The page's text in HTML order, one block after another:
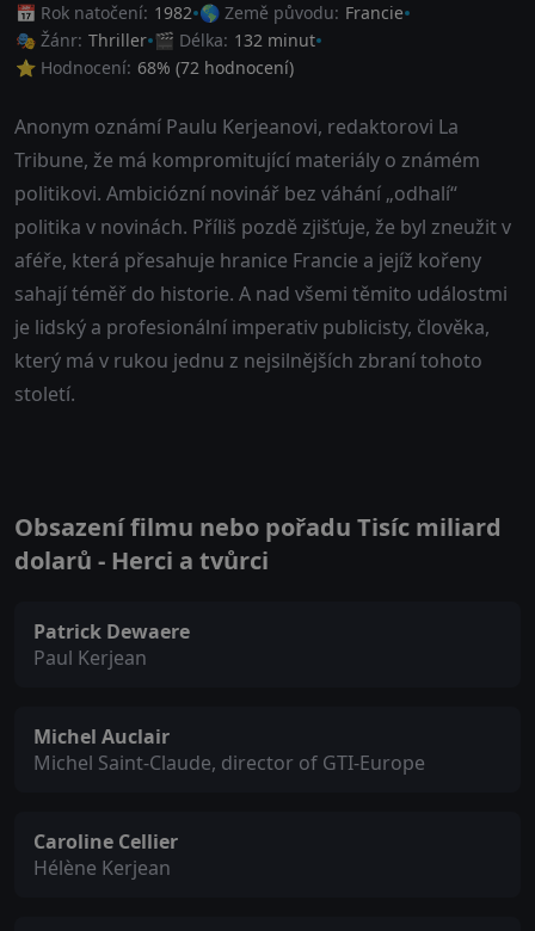
📅 Rok natočení: 1982 🌎 Země původu: Francie
🎭 Žánr: Thriller 🎬 Délka: 132 minut
⭐ Hodnocení: 68% (72 hodnocení)
Anonym oznámí Paulu Kerjeanovi, redaktorovi La
Tribune, že má kompromitující materiály o známém
politikovi. Ambiciózní novinář bez váhání „odhalí“
politika v novinách. Příliš pozdě zjišťuje, že byl zneužit v
aféře, která přesahuje hranice Francie a jejíž kořeny
sahají téměř do historie. A nad všemi těmito událostmi
je lidský a profesionální imperativ publicisty, člověka,
který má v rukou jednu z nejsilnějších zbraní tohoto
století.
Obsazení filmu nebo pořadu Tisíc miliard
dolarů - Herci a tvůrci
Patrick Dewaere
Paul Kerjean
Michel Auclair
Michel Saint-Claude, director of GTI-Europe
Caroline Cellier
Hélène Kerjean